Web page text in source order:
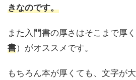
きなのです。
また入門書の厚さはそこまで厚
書）がオススメです。
もちろん本が厚くても、文字が